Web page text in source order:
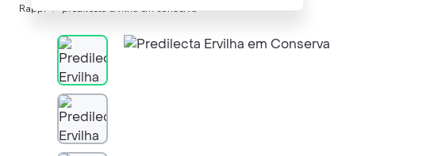
Rappi predilecta ervilha em conserva